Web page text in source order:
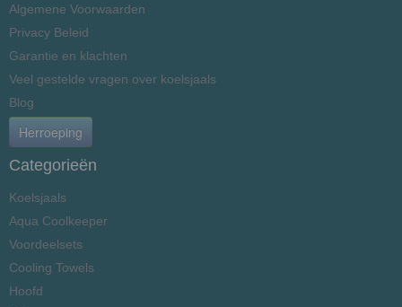
Algemene Voorwaarden
Privacy Beleid
Garantie en klachten
Veel gestelde vragen over koelsjaals
Blog
Herroeping
Categorieën
Koelsjaals
Aqua Coolkeeper
Voordeelsets
Cooling Towels
Hoofd